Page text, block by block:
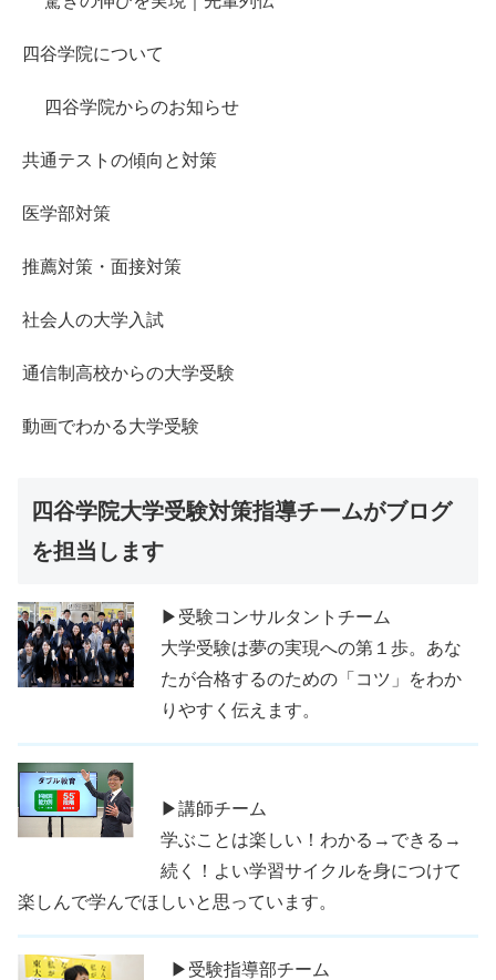
四谷学院について
四谷学院からのお知らせ
共通テストの傾向と対策
医学部対策
推薦対策・面接対策
社会人の大学入試
通信制高校からの大学受験
動画でわかる大学受験
四谷学院大学受験対策指導チームがブログ
を担当します
▶受験コンサルタントチーム
大学受験は夢の実現への第１歩。あな
たが合格するのための「コツ」をわか
りやすく伝えます。
▶講師チーム
学ぶことは楽しい！わかる→できる→
続く！よい学習サイクルを身につけて
楽しんで学んでほしいと思っています。
▶受験指導部チーム